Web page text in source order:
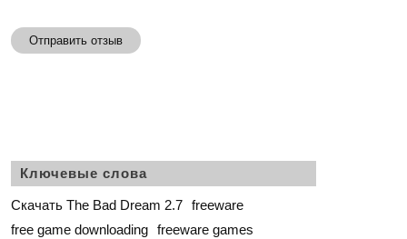
Отправить отзыв
Ключевые слова
Скачать The Bad Dream 2.7 freeware
free game downloading freeware games